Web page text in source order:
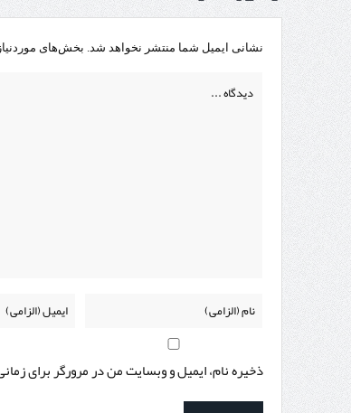
نشانی ایمیل شما منتشر نخواهد شد. بخش‌های
ذخیره نام، ایمیل و وبسایت من در مرورگر برای